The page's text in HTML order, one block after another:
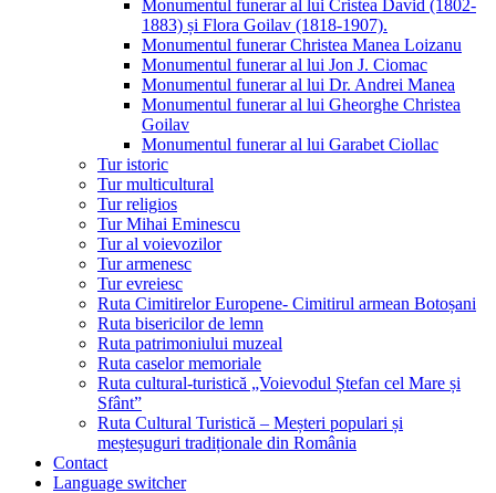
Monumentul funerar al lui Cristea David (1802-
1883) și Flora Goilav (1818-1907).
Monumentul funerar Christea Manea Loizanu
Monumentul funerar al lui Jon J. Ciomac
Monumentul funerar al lui Dr. Andrei Manea
Monumentul funerar al lui Gheorghe Christea
Goilav
Monumentul funerar al lui Garabet Ciollac
Tur istoric
Tur multicultural
Tur religios
Tur Mihai Eminescu
Tur al voievozilor
Tur armenesc
Tur evreiesc
Ruta Cimitirelor Europene- Cimitirul armean Botoșani
Ruta bisericilor de lemn
Ruta patrimoniului muzeal
Ruta caselor memoriale
Ruta cultural-turistică „Voievodul Ștefan cel Mare și
Sfânt”
Ruta Cultural Turistică – Meșteri populari și
meșteșuguri tradiționale din România
Contact
Language switcher